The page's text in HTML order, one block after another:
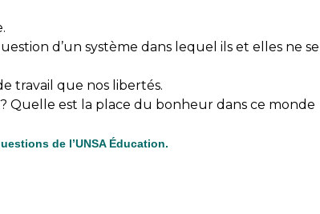
d’un système dans lequel ils et elles ne se
travail que nos libertés.
Quelle est la place du bonheur dans ce monde
de l’UNSA Éducation.